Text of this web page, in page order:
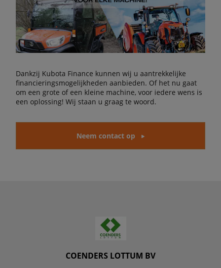
Dankzij Kubota Finance kunnen wij u aantrekkelijke
financieringsmogelijkheden aanbieden. Of het nu gaat
om een grote of een kleine machine, voor iedere wens is
een oplossing! Wij staan u graag te woord.
Neem contact op
COENDERS LOTTUM BV